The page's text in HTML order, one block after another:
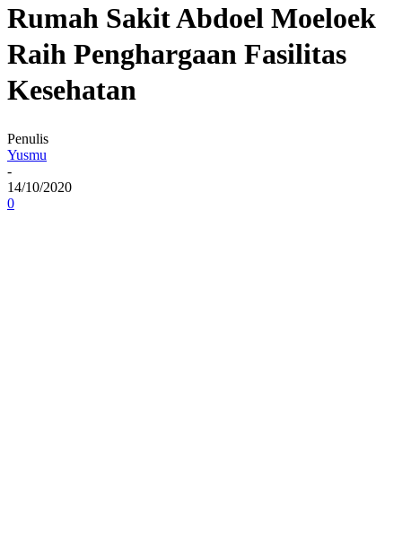
Rumah Sakit Abdoel Moeloek
Raih Penghargaan Fasilitas
Kesehatan
Penulis
Yusmu
-
14/10/2020
0